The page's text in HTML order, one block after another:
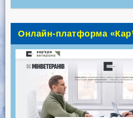
Онлайн-платформа